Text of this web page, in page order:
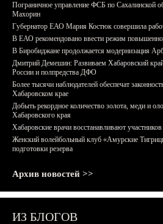
Пограничное управление ФСБ по Сахалинской
Махорин
Губернатор ЕАО Мария Костюк совершила
В ЕАО рекомендовано ввести режим
В Биробиджане продолжается модернизация
Дмитрий Демешин: Развиваем Хабаровский
России и полпредства ДФО
Более тысячи наблюдателей обеспечат
Хабаровском крае
Добыть рекордное количество золота, меди и
Хабаровского края
Хабаровские врачи восстанавливают
Женский волейбольный клуб «Амурские
подготовки резерва
Архив новостей >>
ИЗ БЛОГОВ